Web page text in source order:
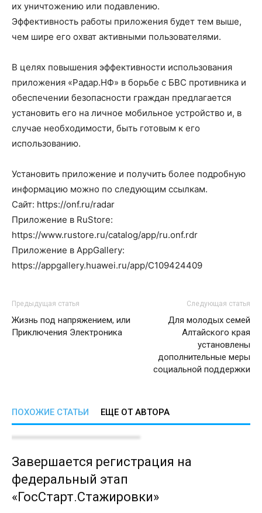
их уничтожению или подавлению.
Эффективность работы приложения будет тем выше,
чем шире его охват активными пользователями.
В целях повышения эффективности использования
приложения «Радар.НФ» в борьбе с БВС противника и
обеспечении безопасности граждан предлагается
установить его на личное мобильное устройство и, в
случае необходимости, быть готовым к его
использованию.
Установить приложение и получить более подробную
информацию можно по следующим ссылкам.
Сайт: https://onf.ru/radar
Приложение в RuStore:
https://www.rustore.ru/catalog/app/ru.onf.rdr
Приложение в AppGallery:
https://appgallery.huawei.ru/app/C109424409
Предыдущая статья
Жизнь под напряжением, или
Приключения Электроника
Следующая статья
Для молодых семей
Алтайского края
установлены
дополнительные меры
социальной поддержки
ПОХОЖИЕ СТАТЬИ ЕЩЕ ОТ АВТОРА
Завершается регистрация на
федеральный этап
«ГосСтарт.Стажировки»